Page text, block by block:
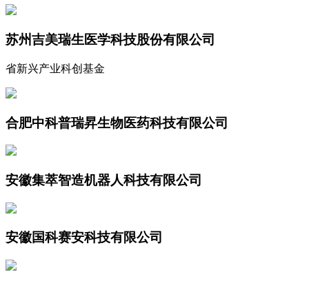
苏州吉美瑞生医学科技股份有限公司
省新兴产业科创基金
合肥中科普瑞昇生物医药科技有限公司
安徽集萃智造机器人科技有限公司
安徽国科赛安科技有限公司